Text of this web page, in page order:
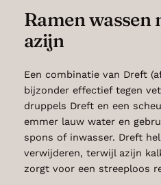
Ramen wassen
azijn
Een combinatie van Dreft
bijzonder effectief tegen
druppels Dreft en een
emmer lauw water en
spons of inwasser. Dreft
verwijderen, terwijl azijn
zorgt voor een streeploos